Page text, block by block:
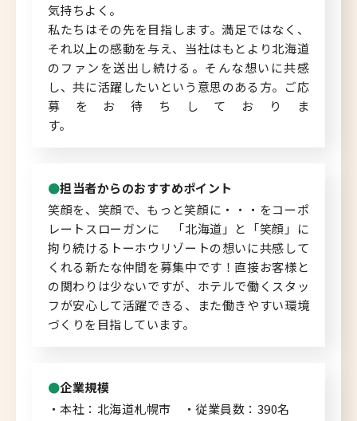
運営会社について
企業担当者の方へ
お問い合わせ
気持ちよく。
私たちはその先を目指します。満足ではなく、
それ以上の感動を与え、当社はもとより北海道
のファンを送出し続ける。そんな想いに共感
し、共に活躍したいという意思のある方。ご応
募をお待ちしておりま
す。
担当者からのおすすめポイント
笑顔を、笑顔で、もっと笑顔に・・・をコーポ
レートスローガンに 「北海道」と「笑顔」に
拘り続けるトーホウリゾートの想いに共感して
くれる新たな仲間を募集中です！直接お客様と
の関わりは少ないですが、ホテルで働くスタッ
フが安心して活躍できる、また働きやすい環境
づくりを目指しています。
企業規模
・本社：北海道札幌市 ・従業員数：390名